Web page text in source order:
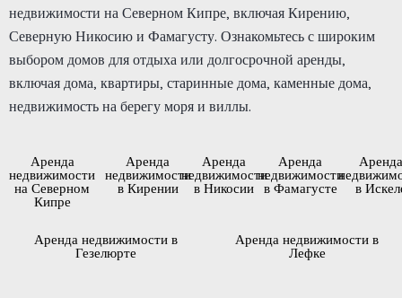
недвижимости на Северном Кипре, включая Кирению,
Северную Никосию и Фамагусту. Ознакомьтесь с широким
выбором домов для отдыха или долгосрочной аренды,
включая дома, квартиры, старинные дома, каменные дома,
недвижимость на берегу моря и виллы.
Аренда
недвижимости
на Северном
Кипре
Аренда
недвижимости
в Кирении
Аренда
недвижимости
в Никосии
Аренда
недвижимости
в Фамагусте в
Аренда недвижимости в
Гезелюрте
Аренда недвижимости в
Лефке